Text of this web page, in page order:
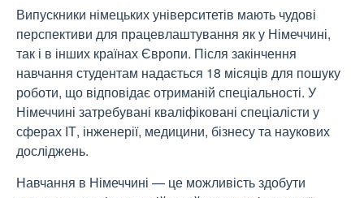
Випускники німецьких університетів мають чудові
перспективи для працевлаштування як у Німеччині,
так і в інших країнах Європи. Після закінчення
навчання студентам надається 18 місяців для пошуку
роботи, що відповідає отриманій спеціальності. У
Німеччині затребувані кваліфіковані спеціалісти у
сферах ІТ, інженерії, медицини, бізнесу та наукових
досліджень.
Навчання в Німеччині — це можливість здобути